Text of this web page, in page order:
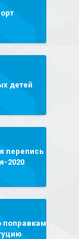
детей
перепись
2020
поправкам